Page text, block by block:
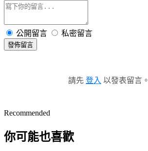
公開留言 私密留言
發佈留言
請先 登入 以發表留言。
Recommended
你可能也喜歡